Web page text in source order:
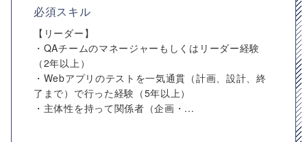
必須スキル
【リーダー】
・QAチームのマネージャーもしくはリーダー経験
（2年以上）
・Webアプリのテストを一気通貫（計画、設計、終
了まで）で行った経験（5年以上）
・主体性を持って関係者（企画・...